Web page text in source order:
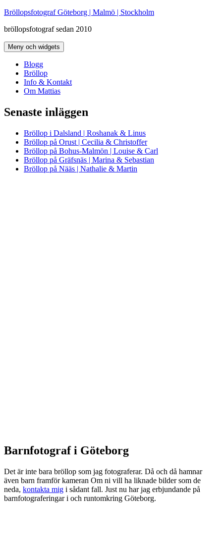
Hoppa
innehåll
Bröllopsfotograf Göteborg | Malmö | Stockholm
bröllopsfotograf sedan 2010
Meny och widgets
Blogg
Bröllop
Info & Kontakt
Om Mattias
Senaste inläggen
Bröllop i Dalsland | Roshanak & Linus
Bröllop på Orust | Cecilia & Christoffer
Bröllop på Bohus-Malmön | Louise & Carl
Bröllop på Gräfsnäs | Marina & Sebastian
Bröllop på Nääs | Nathalie & Martin
Barnfotograf i Göteborg
Det är inte bara bröllop som jag fotograferar. Då och då hamnar
även barn framför kameran Om ni vill ha liknade bilder som de
neda, kontakta mig i sådant fall. Just nu har jag erbjundande på
barnfotograferingar i och runtomkring Göteborg.